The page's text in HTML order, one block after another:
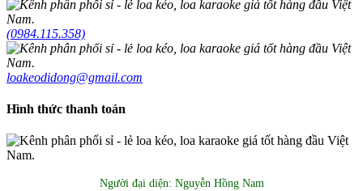
(0984.115.358)
loakeodidong@gmail.com
Hình thức thanh toán
Người đại diện: Nguyễn Hồng Nam